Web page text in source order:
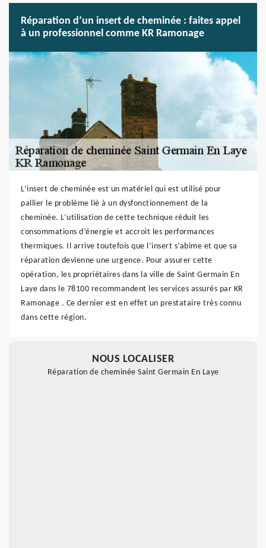
Réparation d’un insert de cheminée : faites appel
à un professionnel comme KR Ramonage
L’insert de cheminée est un matériel qui est utilisé pour
pallier le problème lié à un dysfonctionnement de la
cheminée. L’utilisation de cette technique réduit les
consommations d’énergie et accroit les performances
thermiques. Il arrive toutefois que l’insert s’abime et que sa
réparation devienne une urgence. Pour assurer cette
opération, les propriétaires dans la ville de Saint Germain En
Laye dans le 78100 recommandent les services assurés par KR
Ramonage . Ce dernier est en effet un prestataire très connu
dans cette région.
NOUS LOCALISER
Réparation de cheminée Saint Germain En Laye